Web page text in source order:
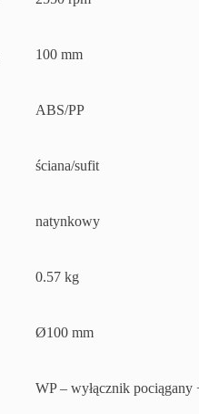
100 mm
ABS/PP
ściana/sufit
natynkowy
0.57 kg
Ø100 mm
WP – wyłącznik pociągany